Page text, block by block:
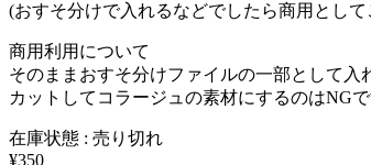
(おすそ分けで入れるなどでしたら商用とし
商用利用について
そのままおすそ分けファイルの一部として入
カットしてコラージュの素材にするのはNGで
在庫状態 : 売り切れ
¥350